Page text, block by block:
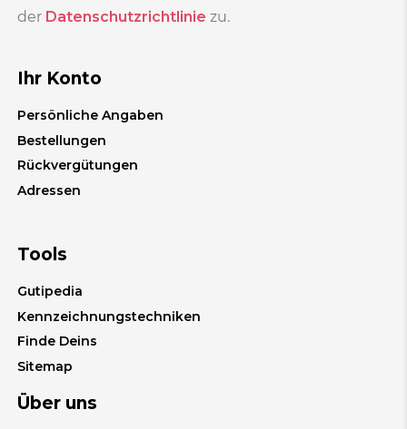
der Datenschutzrichtlinie zu.
Ihr Konto
Persönliche Angaben
Bestellungen
Rückvergütungen
Adressen
Tools
Gutipedia
Kennzeichnungstechniken
Finde Deins
Sitemap
Über uns